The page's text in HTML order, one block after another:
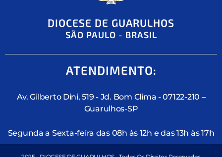
DIOCESE DE GUARULHOS
SÃO PAULO - BRASIL
ATENDIMENTO:
Av. Gilberto Dini, 519 - Jd. Bom Clima - 07122-210 –
Guarulhos-SP
Segunda a Sexta-feira das 08h às 12h e das 13h às 17h